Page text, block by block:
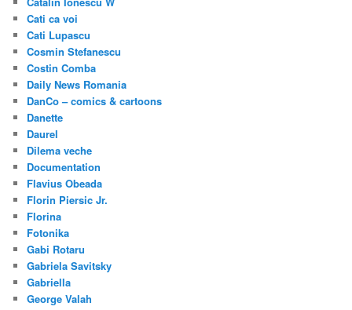
Cati ca voi
Cati Lupascu
Cosmin Stefanescu
Costin Comba
Daily News Romania
DanCo – comics & cartoons
Danette
Daurel
Dilema veche
Documentation
Flavius Obeada
Florin Piersic Jr.
Florina
Fotonika
Gabi Rotaru
Gabriela Savitsky
Gabriella
George Valah